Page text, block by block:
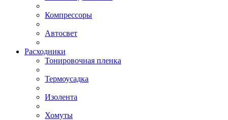
Компрессоры
Автосвет
Расходники
Тонировочная пленка
Термоусадка
Изолента
Хомуты